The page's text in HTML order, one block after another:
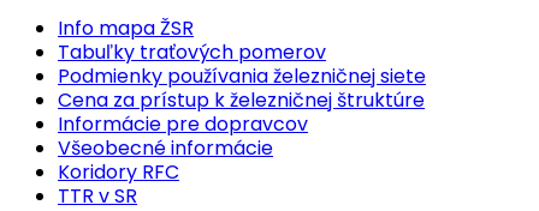
Info mapa ŽSR
Tabuľky traťových pomerov
Podmienky používania železničnej siete
Cena za prístup k železničnej štruktúre
Informácie pre dopravcov
Všeobecné informácie
Koridory RFC
TTR v SR